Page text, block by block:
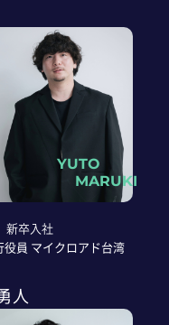
YUTO
MARUKI
卒入社
役員 マイクロアド台湾
人